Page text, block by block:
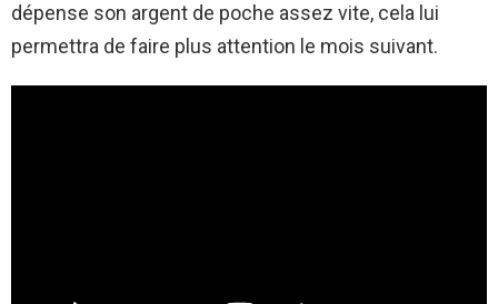
dépense son argent de poche assez vite, cela lui
permettra de faire plus attention le mois suivant.